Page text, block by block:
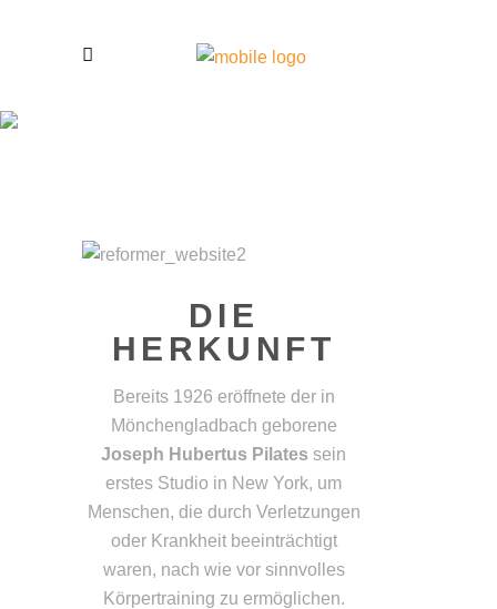
DIE
HERKUNFT
Bereits 1926 eröffnete der in
Mönchengladbach geborene
Joseph Hubertus Pilates sein
erstes Studio in New York, um
Menschen, die durch Verletzungen
oder Krankheit beeinträchtigt
waren, nach wie vor sinnvolles
Körpertraining zu ermöglichen.